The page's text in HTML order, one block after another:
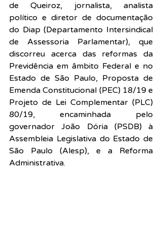
de Queiroz, jornalista, analista
político e diretor de documentação
do Diap (Departamento Intersindical
de Assessoria Parlamentar), que
discorreu acerca das reformas da
Previdência em âmbito Federal e no
Estado de São Paulo, Proposta de
Emenda Constitucional (PEC) 18/19 e
Projeto de Lei Complementar (PLC)
80/19, encaminhada pelo
governador João Dória (PSDB) à
Assembleia Legislativa do Estado de
São Paulo (Alesp), e a Reforma
Administrativa.